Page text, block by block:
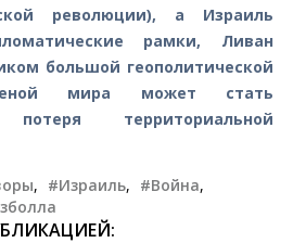
революции), а Израиль
рамки, Ливан
большой геополитической
мира может стать
потеря территориальной
, #Израиль, #Война,